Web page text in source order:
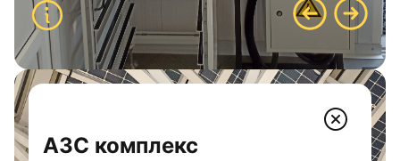
АЗС комплекс